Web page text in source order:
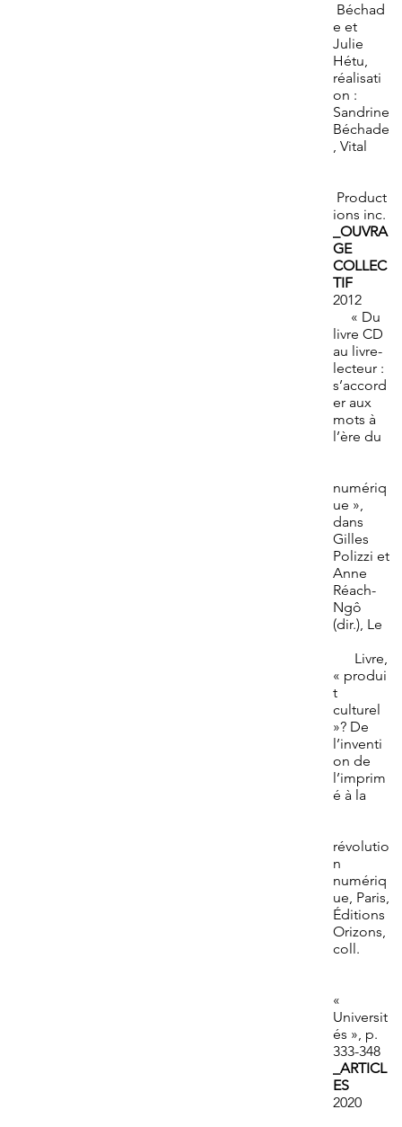
Béchad
e et
Julie
Hétu,
réalisati
on :
Sandrine
Béchade
, Vital
Product
ions inc.
_OUVRA
GE
COLLEC
TIF
2012
« Du
livre CD
au livre-
lecteur :
s’accord
er aux
mots à
l’ère du
numériq
ue »,
dans
Gilles
Polizzi et
Anne
Réach-
Ngô
(dir.), Le
Livre,
« produi
t
culturel
»? De
l’inventi
on de
l’imprim
é à la
révolutio
n
numériq
ue, Paris,
Éditions
Orizons,
coll.
«
Universit
és », p.
333-348
_ARTICL
ES
2020